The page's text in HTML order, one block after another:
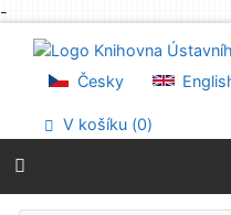
-
Přejít na menu
Prohlášení o webové
Česky
V košíku (0)